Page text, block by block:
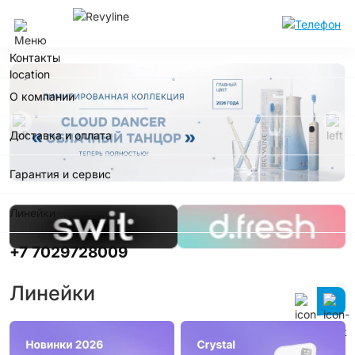
Контакты
О компании
Доставка и оплата
Гарантия и сервис
Линейки
+7 7029728009
Линейки